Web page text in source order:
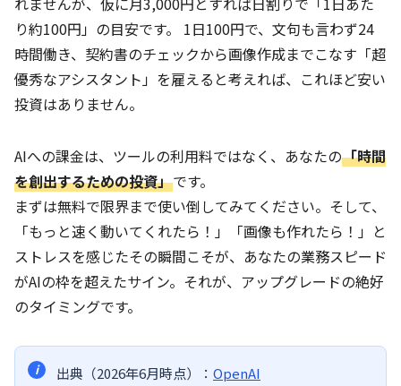
り約100円」の目安です。 1日100円で、文句も言わず24
時間働き、契約書のチェックから画像作成までこなす「超
優秀なアシスタント」を雇えると考えれば、これほど安い
投資はありません。
AIへの課金は、ツールの利用料ではなく、あなたの「時間
を創出するための投資」です。
まずは無料で限界まで使い倒してみてください。そして、
「もっと速く動いてくれたら！」「画像も作れたら！」と
ストレスを感じたその瞬間こそが、あなたの業務スピード
がAIの枠を超えたサイン。それが、アップグレードの絶好
のタイミングです。
出典（2026年6月時点）： OpenAI